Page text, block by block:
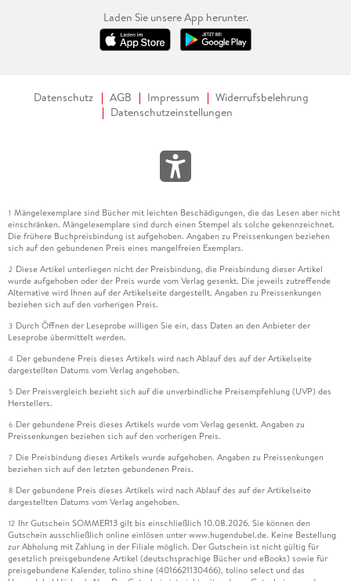
Laden Sie unsere App herunter.
Datenschutz AGB Impressum
Widerrufsbelehrung
Datenschutzeinstellungen
1 Mängelexemplare sind Bücher mit leichten Beschädigungen, die das Lesen aber nicht
einschränken. Mängelexemplare sind durch einen Stempel als solche gekennzeichnet.
Die frühere Buchpreisbindung ist aufgehoben. Angaben zu Preissenkungen beziehen
sich auf den gebundenen Preis eines mangelfreien Exemplars.
2 Diese Artikel unterliegen nicht der Preisbindung, die Preisbindung dieser Artikel
wurde aufgehoben oder der Preis wurde vom Verlag gesenkt. Die jeweils zutreffende
Alternative wird Ihnen auf der Artikelseite dargestellt. Angaben zu Preissenkungen
beziehen sich auf den vorherigen Preis.
3 Durch Öffnen der Leseprobe willigen Sie ein, dass Daten an den Anbieter der
Leseprobe übermittelt werden.
4 Der gebundene Preis dieses Artikels wird nach Ablauf des auf der Artikelseite
dargestellten Datums vom Verlag angehoben.
5 Der Preisvergleich bezieht sich auf die unverbindliche Preisempfehlung (UVP) des
Herstellers.
6 Der gebundene Preis dieses Artikels wurde vom Verlag gesenkt. Angaben zu
Preissenkungen beziehen sich auf den vorherigen Preis.
7 Die Preisbindung dieses Artikels wurde aufgehoben. Angaben zu Preissenkungen
beziehen sich auf den letzten gebundenen Preis.
8 Der gebundene Preis dieses Artikels wird nach Ablauf des auf der Artikelseite
dargestellten Datums vom Verlag angehoben.
12 Ihr Gutschein SOMMER13 gilt bis einschließlich 10.08.2026. Sie können den
Gutschein ausschließlich online einlösen unter www.hugendubel.de. Keine Bestellung
zur Abholung mit Zahlung in der Filiale möglich. Der Gutschein ist nicht gültig für
gesetzlich preisgebundene Artikel (deutschsprachige Bücher und eBooks) sowie für
preisgebundene Kalender, tolino shine (4016621130466), tolino select und das